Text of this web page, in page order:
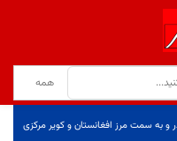
هدر و به سمت مرز افغانستان و کویر مرکزی